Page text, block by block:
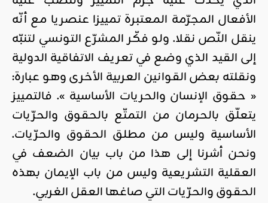
الأفعال المجرّمة المعتبرة تمييزا عنصريا مع أنّه
ينقل النّص نقلا. ولو فكّر المشرّع التونسي لتنبّه
إلى القيد الذي وضع في تعريف الاتفاقية الدولية
ونقلته بعض القوانين العربية الأخرى وهو عبارة:
« حقوق الإنسان والحريات الأساسية ». فالتمييز
يتعلّق بالحرمان من التمتّع بالحقوق والحرّيات
الأساسية وليس من مطلق الحقوق والحرّيات.
ونحن أشرنا إلى هذا من باب بيان الضعف في
العقلية التشريعية وليس من باب الإيمان بهذه
الحقوق والحرّيات التي صاغها العقل الغربي.